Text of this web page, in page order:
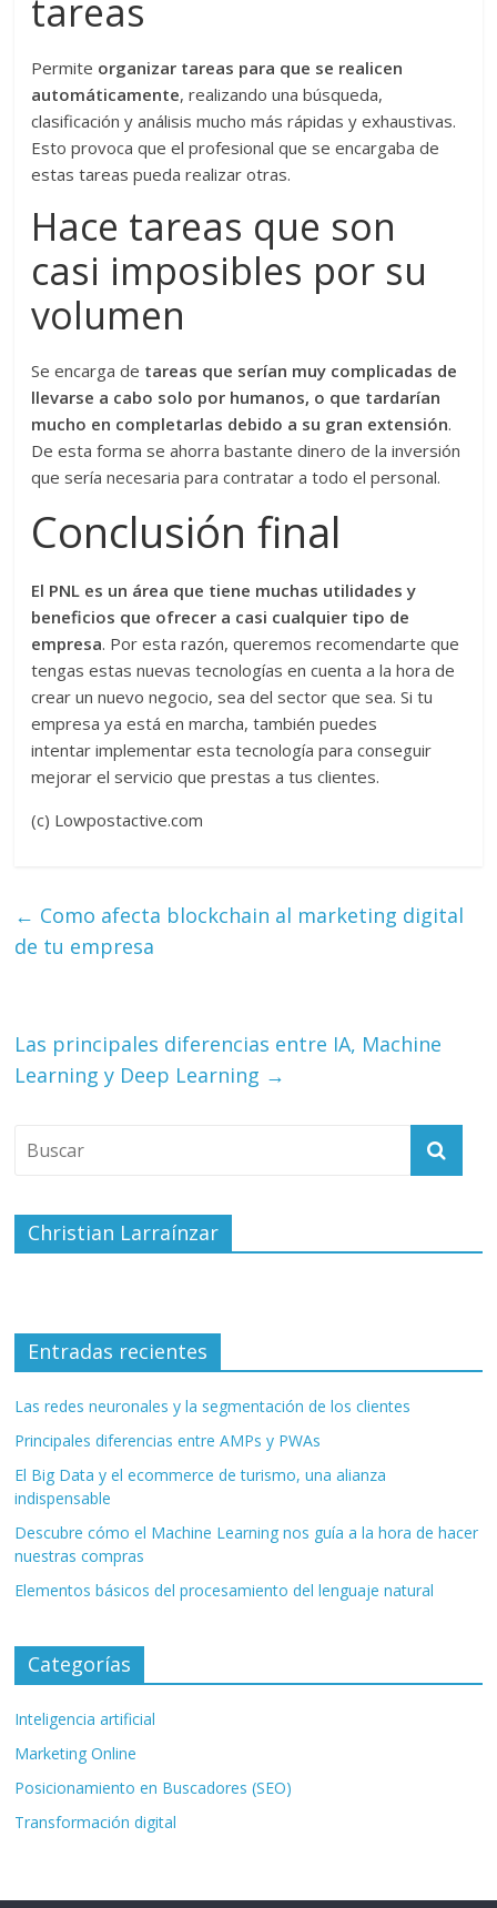
tareas
Permite organizar tareas para que se realicen
automáticamente, realizando una búsqueda,
clasificación y análisis mucho más rápidas y exhaustivas.
Esto provoca que el profesional que se encargaba de
estas tareas pueda realizar otras.
Hace tareas que son
casi imposibles por su
volumen
Se encarga de tareas que serían muy complicadas de
llevarse a cabo solo por humanos, o que tardarían
mucho en completarlas debido a su gran extensión.
De esta forma se ahorra bastante dinero de la inversión
que sería necesaria para contratar a todo el personal.
Conclusión final
El PNL es un área que tiene muchas utilidades y
beneficios que ofrecer a casi cualquier tipo de
empresa. Por esta razón, queremos recomendarte que
tengas estas nuevas tecnologías en cuenta a la hora de
crear un nuevo negocio, sea del sector que sea. Si tu
empresa ya está en marcha, también puedes
intentar implementar esta tecnología para conseguir
mejorar el servicio que prestas a tus clientes.
(c) Lowpostactive.com
← Como afecta blockchain al marketing digital
de tu empresa
Las principales diferencias entre IA, Machine
Learning y Deep Learning →
Christian Larraínzar
Entradas recientes
Las redes neuronales y la segmentación de los clientes
Principales diferencias entre AMPs y PWAs
El Big Data y el ecommerce de turismo, una alianza
indispensable
Descubre cómo el Machine Learning nos guía a la hora de hacer
nuestras compras
Elementos básicos del procesamiento del lenguaje natural
Categorías
Inteligencia artificial
Marketing Online
Posicionamiento en Buscadores (SEO)
Transformación digital